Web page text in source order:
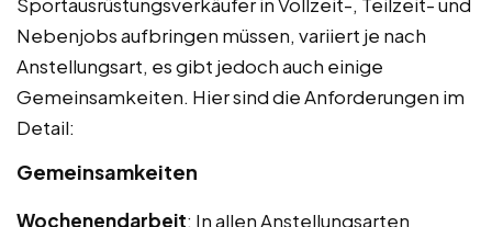
Nebenjobs aufbringen müssen, variiert je nach
Anstellungsart, es gibt jedoch auch einige
Gemeinsamkeiten. Hier sind die Anforderungen im
Detail:
Gemeinsamkeiten
Wochenendarbeit: In allen Anstellungsarten